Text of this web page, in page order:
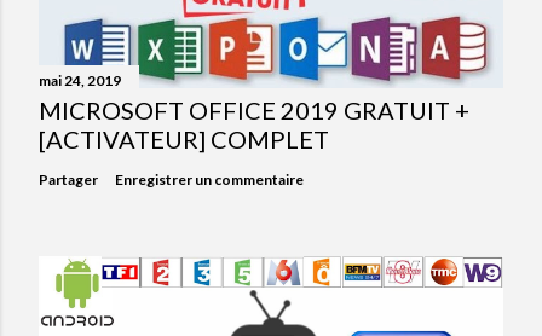
mai 24, 2019
MICROSOFT OFFICE 2019 GRATUIT +
[ACTIVATEUR] COMPLET
Partager Enregistrer un commentaire